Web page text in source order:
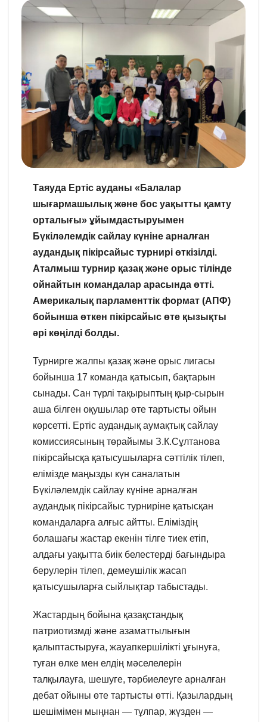
Таяуда Ертіс ауданы «Балалар
шығармашылық және бос уақытты қамту
орталығы» ұйымдастыруымен
Бүкіләлемдік сайлау күніне арналған
аудандық пікірсайыс турнирі өткізілді.
Аталмыш турнир қазақ және орыс тілінде
ойнайтын командалар арасында өтті.
Америкалық парламенттік формат (АПФ)
бойынша өткен пікірсайыс өте қызықты
әрі көңілді болды.
Турнирге жалпы қазақ және орыс лигасы
бойынша 17 команда қатысып, бақтарын
сынады. Сан түрлі тақырыптың қыр-сырын
аша білген оқушылар өте тартысты ойын
көрсетті. Ертіс аудандық аумақтық сайлау
комиссиясының төрайымы З.К.Сұлтанова
пікірсайысқа қатысушыларға сәттілік тілеп,
елімізде маңызды күн саналатын
Бүкіләлемдік сайлау күніне арналған
аудандық пікірсайыс турниріне қатысқан
командаларға алғыс айтты. Еліміздің
болашағы жастар екенін тілге тиек етіп,
алдағы уақытта биік белестерді бағындыра
берулерін тілеп, демеушілік жасап
қатысушыларға сыйлықтар табыстады.
Жастардың бойына қазақстандық
патриотизмді және азаматтылығын
қалыптастыруға, жауапкершілікті ұғынуға,
туған өлке мен елдің мәселелерін
талқылауға, шешуге, тәрбиелеуге арналған
дебат ойыны өте тартысты өтті. Қазылардың
шешімімен мыңнан — тұлпар, жүзден —